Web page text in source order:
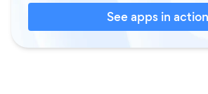
See apps in action